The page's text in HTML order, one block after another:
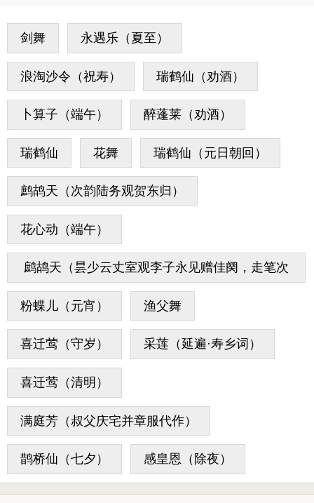
剑舞 永遇乐（夏至）
浪淘沙令（祝寿） 瑞鹤仙（劝酒）
卜算子（端午） 醉蓬莱（劝酒）
瑞鹤仙 花舞 瑞鹤仙（元日朝回）
鹧鸪天（次韵陆务观贺东归）
花心动（端午）
鹧鸪天（昙少云丈室观李子永见赠佳阕，走笔次
韵）
粉蝶儿（元宵） 渔父舞
喜迁莺（守岁） 采莲（延遍·寿乡词）
喜迁莺（清明）
满庭芳（叔父庆宅并章服代作）
鹊桥仙（七夕） 感皇恩（除夜）